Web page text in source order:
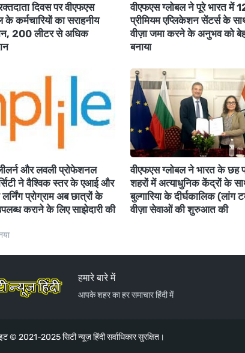
दिवस पर वीएफएस
के कर्मचारियों का सराहनीय
200 लीटर से अधिक
वीएफएस ग्लोबल ने पूरे भारत में
प्रीमियम एप्लिकेशन सेंटर्स के
वीज़ा जमा करने के अनुभव को
बनाया
और लवली प्रोफेशनल
ने वैश्विक स्तर के एआई और
प्रोग्राम अब छात्रों के
कराने के लिए साझेदारी की
वीएफएस ग्लोबल ने भारत के छह
शहरों में अत्याधुनिक केंद्रों के
बुल्गारिया के दीर्घकालिक (लांग
वीज़ा सेवाओं की शुरुआत की
हमारे बारे में
आपके शहर का हर समाचार हिंदी में
© 2021-2025सिटी न्यूज़ हिंदीसर्वाधिकार सुरक्षित।